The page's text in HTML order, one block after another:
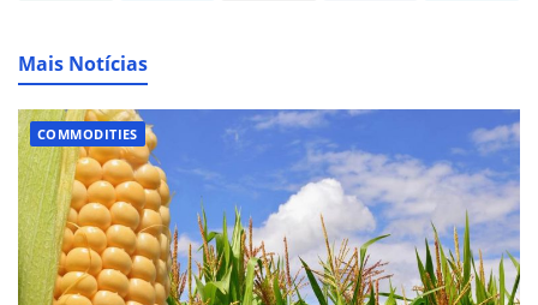
Mais Notícias
COMMODITIES